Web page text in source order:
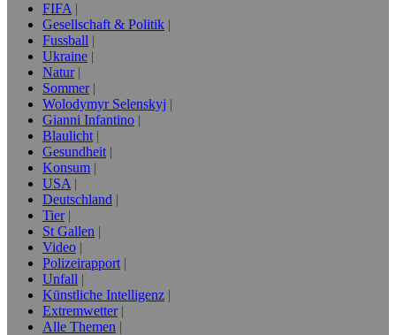
FIFA
Gesellschaft & Politik
Fussball
Ukraine
Natur
Sommer
Wolodymyr Selenskyj
Gianni Infantino
Blaulicht
Gesundheit
Konsum
USA
Deutschland
Tier
St Gallen
Video
Polizeirapport
Unfall
Künstliche Intelligenz
Extremwetter
Alle Themen